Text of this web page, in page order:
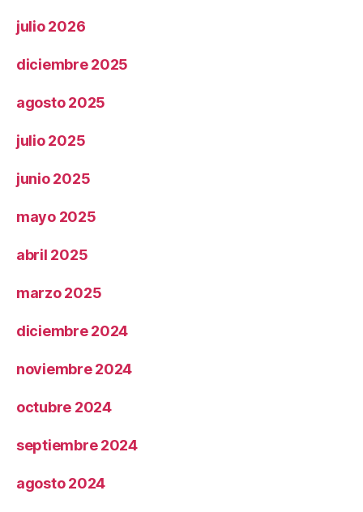
julio 2026
diciembre 2025
agosto 2025
julio 2025
junio 2025
mayo 2025
abril 2025
marzo 2025
diciembre 2024
noviembre 2024
octubre 2024
septiembre 2024
agosto 2024